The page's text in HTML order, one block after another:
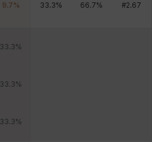
9.7% 33.3% 66.7% #2.67
33.3%
33.3%
33.3%